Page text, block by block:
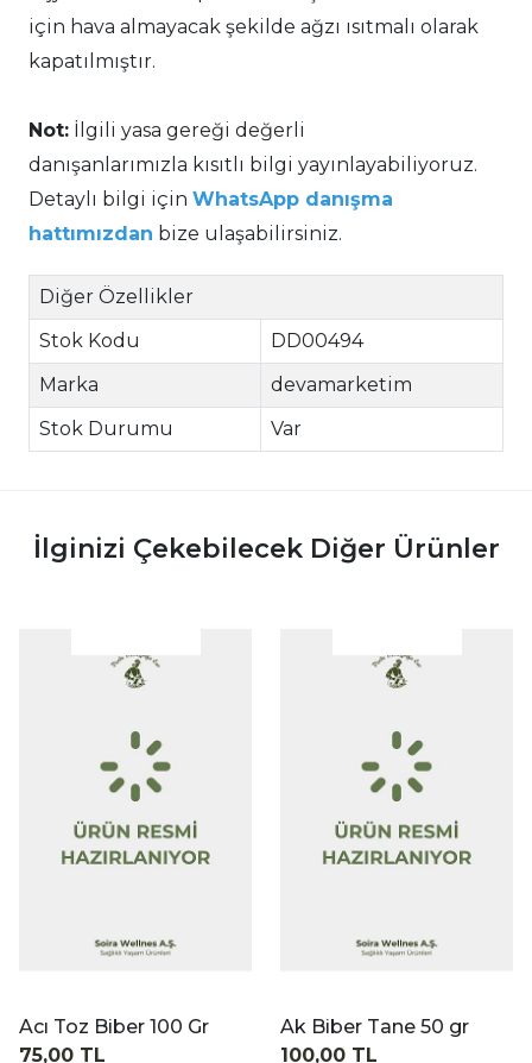
için hava almayacak şekilde ağzı ısıtmalı olarak
kapatılmıştır.
Not: İlgili yasa gereği değerli
danışanlarımızla kısıtlı bilgi yayınlayabiliyoruz.
Detaylı bilgi için WhatsApp danışma
hattımızdan bize ulaşabilirsiniz.
Diğer Özellikler
Stok Kodu
DD00494
Marka
devamarketim
Stok Durumu
Var
İlginizi Çekebilecek Diğer Ürünler
İncele
|
Gr
İncele
|
Ak Biber Tane 50 gr Karabiber Toz